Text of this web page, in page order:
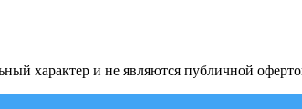
характер и не являются публичной